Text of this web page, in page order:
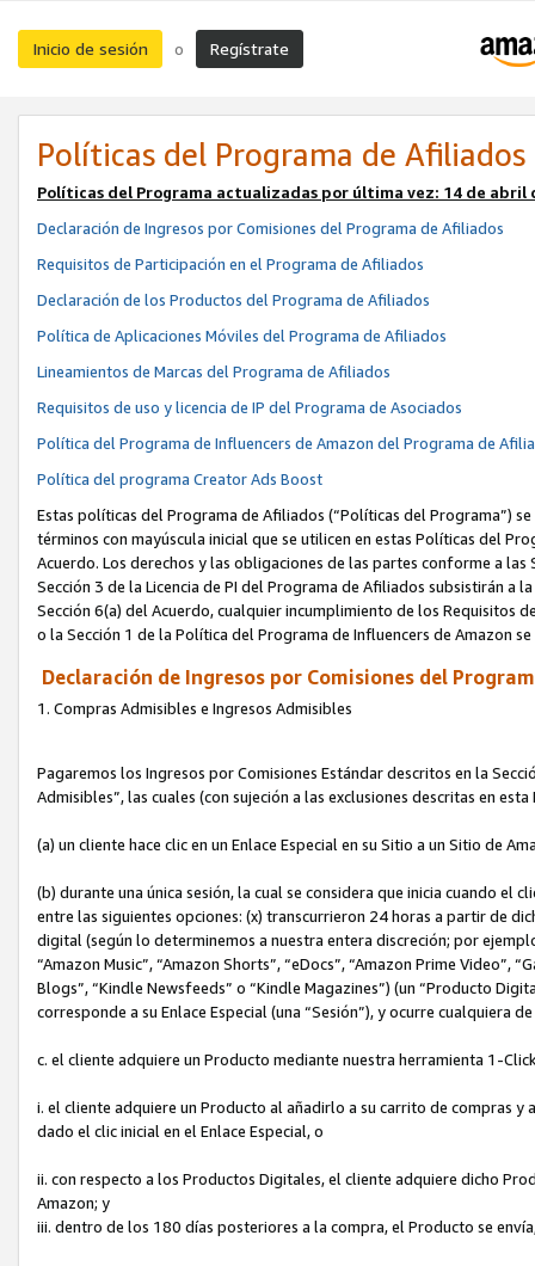
Inicio de sesión o Regístrate
Políticas del Programa de Afiliados
Políticas del Programa actualizadas por última vez: 14 de abril
Declaración de Ingresos por Comisiones del Programa de Afiliados
Requisitos de Participación en el Programa de Afiliados
Declaración de los Productos del Programa de Afiliados
Política de Aplicaciones Móviles del Programa de Afiliados
Lineamientos de Marcas del Programa de Afiliados
Requisitos de uso y licencia de IP del Programa de Asociados
Política del Programa de Influencers de Amazon del Programa de
Política del programa Creator Ads Boost
Estas políticas del Programa de Afiliados (“Políticas del Programa”)
términos con mayúscula inicial que se utilicen en estas Políticas del
Acuerdo. Los derechos y las obligaciones de las partes conforme a
Sección 3 de la Licencia de PI del Programa de Afiliados subsistirán
Sección 6(a) del Acuerdo, cualquier incumplimiento de los Requisitos
o la Sección 1 de la Política del Programa de Influencers de Amazon
Declaración de Ingresos por Comisiones del
1. Compras Admisibles e Ingresos Admisibles
Pagaremos los Ingresos por Comisiones Estándar descritos en la
Admisibles”, las cuales (con sujeción a las exclusiones descritas en
(a) un cliente hace clic en un Enlace Especial en su Sitio a un Sitio de
(b) durante una única sesión, la cual se considera que inicia cuando el
entre las siguientes opciones: (x) transcurrieron 24 horas a partir de
digital (según lo determinemos a nuestra entera discreción; por
“Amazon Music”, “Amazon Shorts”, “eDocs”, “Amazon Prime Video”,
Blogs”, “Kindle Newsfeeds” o “Kindle Magazines”) (un “Producto
corresponde a su Enlace Especial (una “Sesión”), y ocurre cualquiera
c. el cliente adquiere un Producto mediante nuestra herramienta 1-
i. el cliente adquiere un Producto al añadirlo a su carrito de compras
dado el clic inicial en el Enlace Especial, o
ii. con respecto a los Productos Digitales, el cliente adquiere dicho
Amazon; y
iii. dentro de los 180 días posteriores a la compra, el Producto se